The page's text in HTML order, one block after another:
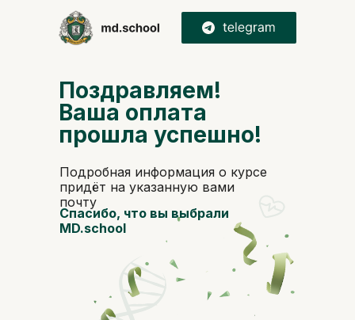
Поздравляем!
Ваша оплата
прошла успешно!
Подробная информация о курсе
придёт на указанную вами
почту
Спасибо, что вы выбрали
MD.school